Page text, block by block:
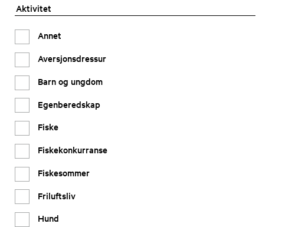
Aktivitet
Annet
Aversjonsdressur
Barn og ungdom
Egenberedskap
Fiske
Fiskekonkurranse
Fiskesommer
Friluftsliv
Hund